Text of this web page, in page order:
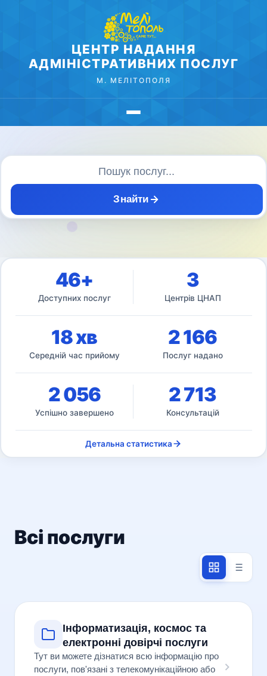
ЦЕНТР НАДАННЯ
АДМІНІСТРАТИВНИХ ПОСЛУГ
М. МЕЛІТОПОЛЯ
Знайти
46+
Доступних послуг
3
Центрів ЦНАП
18 хв
Середній час прийому
2 166
Послуг надано
2 056
Успішно завершено
2 713
Консультацій
Детальна статистика
Всі послуги
Інформатизація, космос та
електронні довірчі послуги
Тут ви можете дізнатися всю інформацію про
послуги, пов'язані з телекомунікаційною або